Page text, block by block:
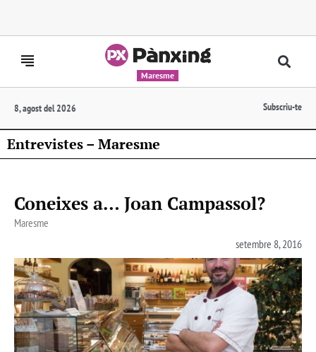
Maresme
8, agost del 2026 Subscriu-te
Entrevistes – Maresme
Coneixes a… Joan Campassol?
Maresme
setembre 8, 2016